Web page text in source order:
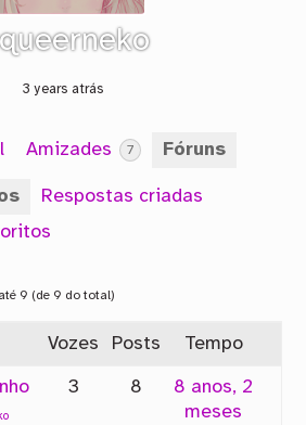
3 years atrás
Amizades 7 Fóruns
Respostas criadas
9 (de 9 do total)
Vozes Posts Tempo
3 8
8 anos, 2
meses